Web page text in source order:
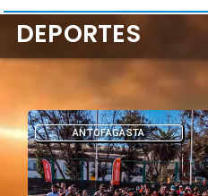
DEPORTES
DEPORTES